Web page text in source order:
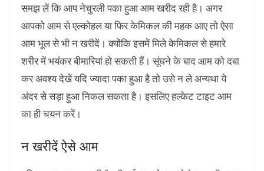
समझ लें कि आप नेचुरली पका हुआ आम खरीद रही है। अगर
आपको आम से एल्‍कोहल या फिर केमिकल की महक आए तो ऐसा
आम भूल से भी न खरीदें। क्योंकि इसमें मिले केमिकल से हमारे
शरीर में भयंकर बीमारियां हो सकती हैं। सूंघने के बाद आम को दबा
कर अवश्य देखें यदि ज्यादा पका हुआ है तो उसे न ले अन्यथा ये
अंदर से सड़ा हुआ निकल सकता है। इसलिए हल्केट टाइट आम
का ही चयन करें।
न खरीदें ऐसे आम